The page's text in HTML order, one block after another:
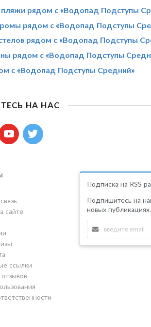
пляжи рядом с «Водопад Подступы
рядом с «Водопад Подступы
рядом с «Водопад Подступы
рядом с «Водопад Подступы
с «Водопад Подступы Средний»
НА НАС
сайте
ссылки
Подписка на RSS
Подпишитесь на
новых публикациях.